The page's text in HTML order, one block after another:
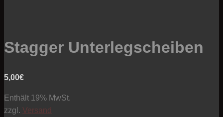
Stagger Unterlegscheiben
5,00€
Enthält 19% MwSt.
zzgl. Versand